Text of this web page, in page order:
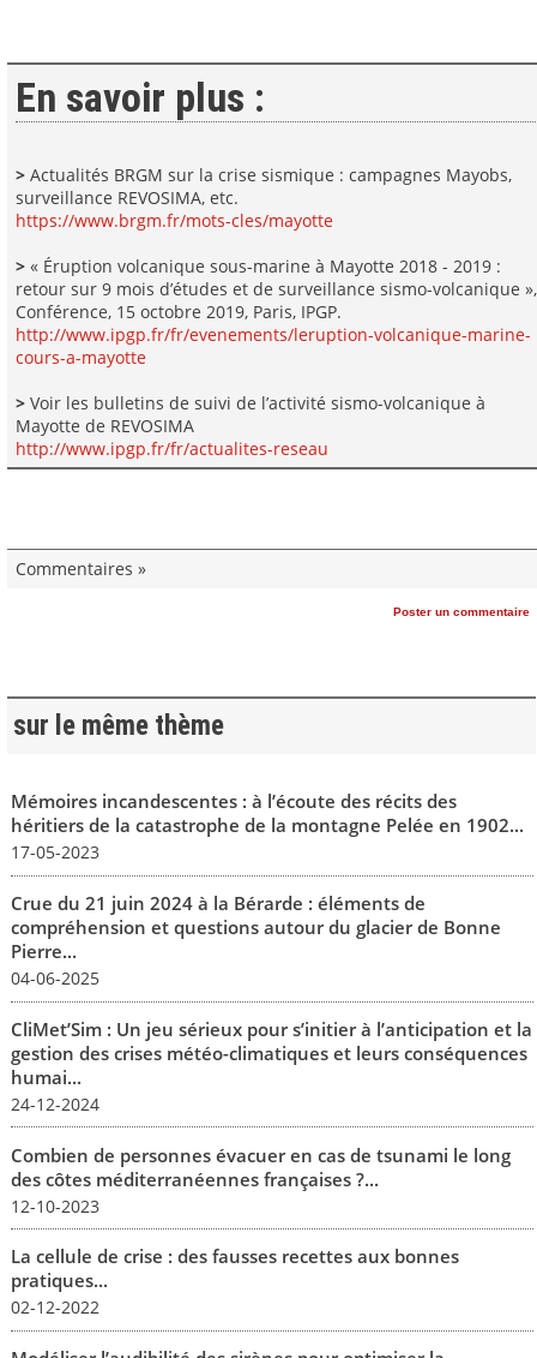
En savoir plus :
>Actualités BRGM sur la crise sismique : campagnes Mayobs,
surveillance REVOSIMA, etc.
https://www.brgm.fr/mots-cles/mayotte
>« Éruption volcanique sous-marine à Mayotte 2018 - 2019 :
retour sur 9 mois d’études et de surveillance sismo-volcanique »,
Conférence, 15 octobre 2019, Paris, IPGP.
http://www.ipgp.fr/fr/evenements/leruption-volcanique-marine-
cours-a-mayotte
>Voir les bulletins de suivi de l’activité sismo-volcanique à
Mayotte de REVOSIMA
http://www.ipgp.fr/fr/actualites-reseau
Commentaires »
Poster un commentaire
sur le même thème
Mémoires incandescentes : à l’écoute des récits des
héritiers de la catastrophe de la montagne Pelée en 1902...
17-05-2023
Crue du 21 juin 2024 à la Bérarde : éléments de
compréhension et questions autour du glacier de Bonne
Pierre...
04-06-2025
CliMet’Sim : Un jeu sérieux pour s’initier à l’anticipation et la
gestion des crises météo-climatiques et leurs conséquences
humai...
24-12-2024
Combien de personnes évacuer en cas de tsunami le long
des côtes méditerranéennes françaises ?...
12-10-2023
La cellule de crise : des fausses recettes aux bonnes
pratiques...
02-12-2022